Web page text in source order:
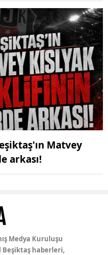
Matvey
arkası!
Medya Kuruluşu
Beşiktaş haberleri,